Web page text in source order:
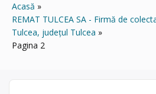
Acasă
REMAT TULCEA SA - Firmă de
Tulcea, județul Tulcea
Pagina 2